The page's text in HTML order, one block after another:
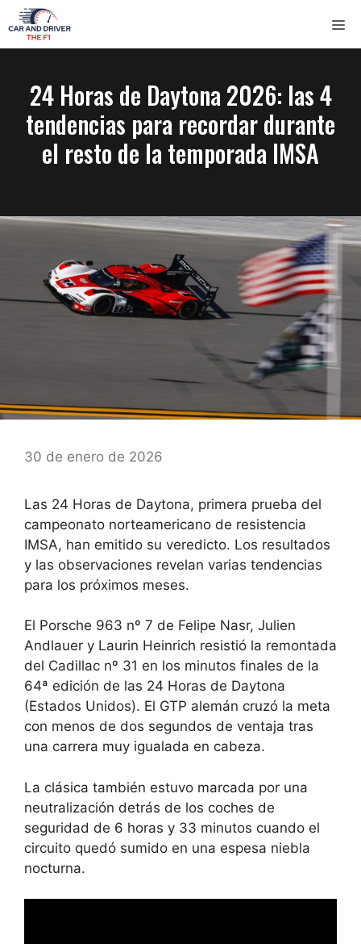
Saltar
al
contenido
24 Horas de Daytona 2026: las 4
tendencias para recordar durante
el resto de la temporada IMSA
30 de enero de 2026
Las 24 Horas de Daytona, primera prueba del
campeonato norteamericano de resistencia
IMSA, han emitido su veredicto. Los resultados
y las observaciones revelan varias tendencias
para los próximos meses.
El Porsche 963 nº 7 de Felipe Nasr, Julien
Andlauer y Laurin Heinrich resistió la remontada
del Cadillac nº 31 en los minutos finales de la
64ª edición de las 24 Horas de Daytona
(Estados Unidos). El GTP alemán cruzó la meta
con menos de dos segundos de ventaja tras
una carrera muy igualada en cabeza.
La clásica también estuvo marcada por una
neutralización detrás de los coches de
seguridad de 6 horas y 33 minutos cuando el
circuito quedó sumido en una espesa niebla
nocturna.